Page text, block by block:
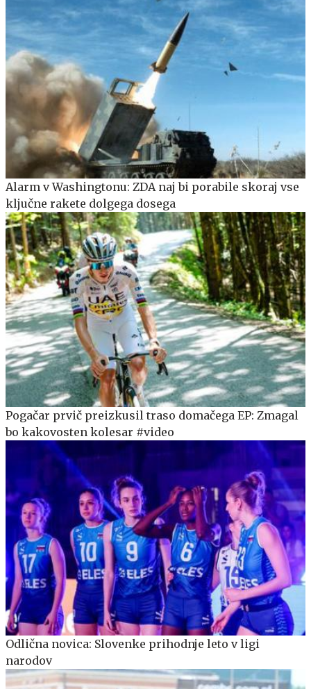
Alarm v Washingtonu: ZDA naj bi porabile skoraj vse
ključne rakete dolgega dosega
Pogačar prvič preizkusil traso domačega EP: Zmagal
bo kakovosten kolesar #video
Odlična novica: Slovenke prihodnje leto v ligi
narodov